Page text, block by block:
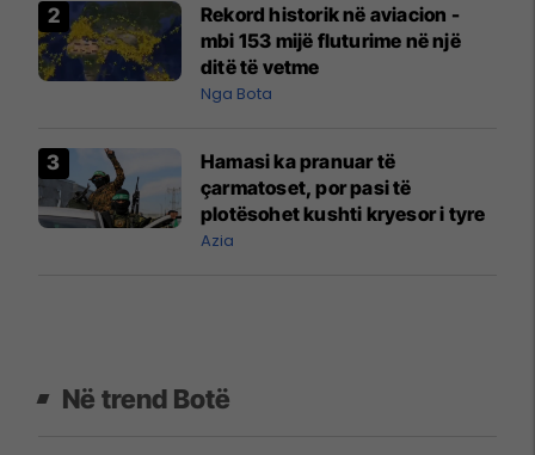
Rekord historik në aviacion -
mbi 153 mijë fluturime në një
ditë të vetme
Nga Bota
Hamasi ka pranuar të
çarmatoset, por pasi të
plotësohet kushti kryesor i tyre
Azia
Në trend Botë